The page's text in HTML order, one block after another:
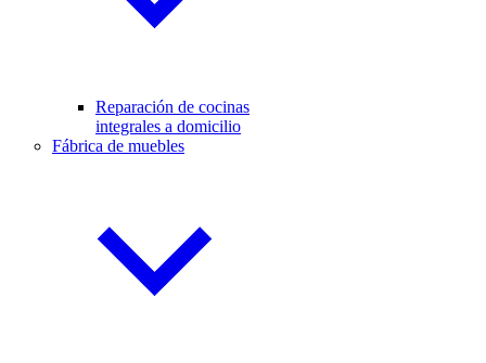
Reparación de cocinas
integrales a domicilio
Fábrica de muebles